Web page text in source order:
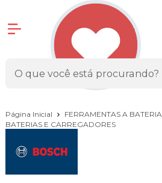
Página Inicial
FERRAMENTAS A BATERIA
BATERIAS E CARREGADORES